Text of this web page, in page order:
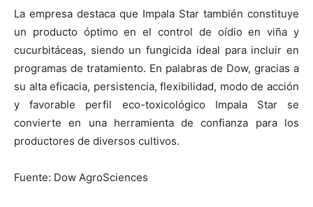
La empresa destaca que Impala Star también constituye
un producto óptimo en el control de oídio en viña y
cucurbitáceas, siendo un fungicida ideal para incluir en
programas de tratamiento. En palabras de Dow, gracias a
su alta eficacia, persistencia, flexibilidad, modo de acción
y favorable perfil eco-toxicológico Impala Star se
convierte en una herramienta de confianza para los
productores de diversos cultivos.
Fuente: Dow AgroSciences